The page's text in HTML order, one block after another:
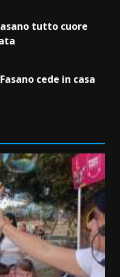
tutto cuore
cede in casa